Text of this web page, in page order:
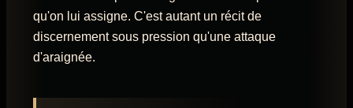
qu'on lui assigne. C'est autant un récit de
discernement sous pression qu'une attaque
d'araignée.